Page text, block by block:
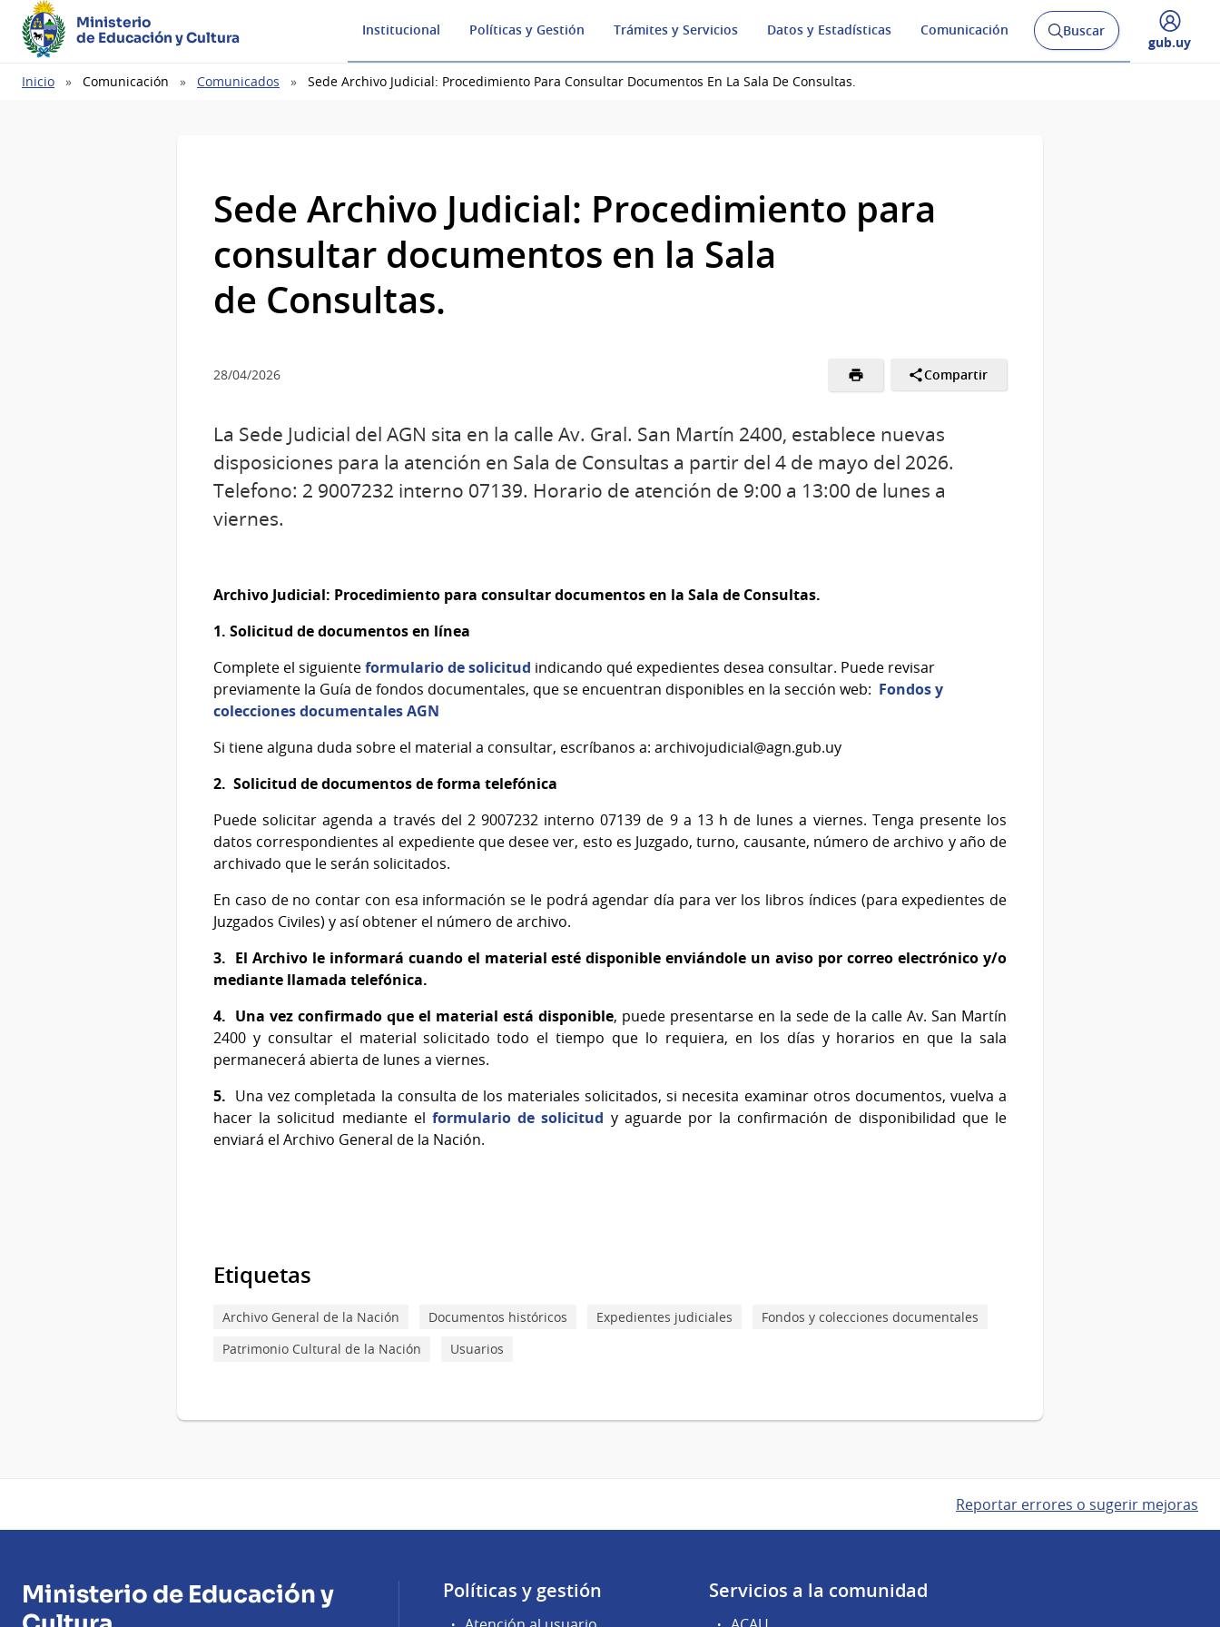
Ministerio
de Educación y Cultura
Institucional Políticas y Gestión Trámites y Servicios Datos y Estadísticas Comunicación
Abrir
buscador
Buscar
Desplegar
gub.uy
Ruta
Inicio Comunicación Comunicados Sede Archivo Judicial: Procedimiento Para Consultar Documentos En La Sala De Consultas.
Sede Archivo Judicial: Procedimiento para
consultar documentos en la Sala
de Consultas.
28/04/2026 Compartir
La Sede Judicial del AGN sita en la calle Av. Gral. San Martín 2400, establece nuevas
disposiciones para la atención en Sala de Consultas a partir del 4 de mayo del 2026.
Telefono: 2 9007232 interno 07139. Horario de atención de 9:00 a 13:00 de lunes a
viernes.
Archivo Judicial: Procedimiento para consultar documentos en la Sala de Consultas.
1. Solicitud de documentos en línea
Complete el siguienteformulario de solicitud indicando qué expedientes desea consultar. Puede revisar
previamente la Guía de fondos documentales, que se encuentran disponibles en la sección web: Fondos y
colecciones documentales AGN
Si tiene alguna duda sobre el material a consultar, escríbanos a: archivojudicial@agn.gub.uy
2. Solicitud de documentos de forma telefónica
Puede solicitar agenda a través del 2 9007232 interno 07139 de 9 a 13 h de lunes a viernes. Tenga presente los
datos correspondientes al expediente que desee ver, esto es Juzgado, turno, causante, número de archivo y año de
archivado que le serán solicitados.
En caso de no contar con esa información se le podrá agendar día para ver los libros índices (para expedientes de
Juzgados Civiles) y así obtener el número de archivo.
3. El Archivo le informará cuando el material esté disponible enviándole un aviso por correo electrónico y/o
mediante llamada telefónica.
4. Una vez confirmado que el material está disponible, puede presentarse en la sede de la calle Av. San Martín
2400 y consultar el material solicitado todo el tiempo que lo requiera, en los días y horarios en que la sala
permanecerá abierta de lunes a viernes.
5. Una vez completada la consulta de los materiales solicitados, si necesita examinar otros documentos, vuelva a
hacer la solicitud mediante el formulario de solicitud y aguarde por la confirmación de disponibilidad que le
enviará el Archivo General de la Nación.
Etiquetas
Archivo General de la Nación Documentos históricos Expedientes judiciales
Fondos y colecciones documentales
Patrimonio Cultural de la Nación
Usuarios
Reportar errores o sugerir mejoras
Ministerio de Educación y
Políticas y gestión Servicios a la comunidad